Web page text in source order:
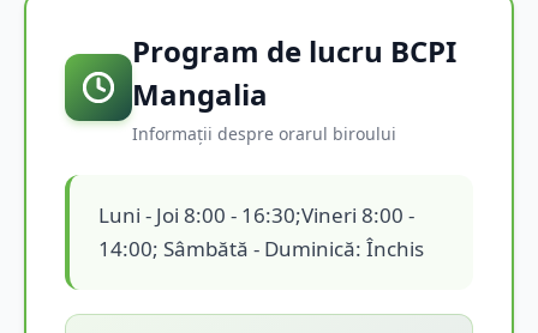
Program de lucru BCPI
Mangalia
Informații despre orarul biroului
Luni - Joi 8:00 - 16:30;Vineri 8:00 -
14:00; Sâmbătă - Duminică: Închis